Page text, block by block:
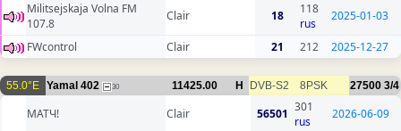
Militsejskaja Volna FM
107.8
Clair 18
118
rus
2025-01-03
FWcontrol Clair 21 212 2025-12-27
55.0°E Yamal 402 30 11425.00 H DVB-S2 8PSK 27500 3/4
МАТЧ! Clair 56501 301
rus
2026-06-09